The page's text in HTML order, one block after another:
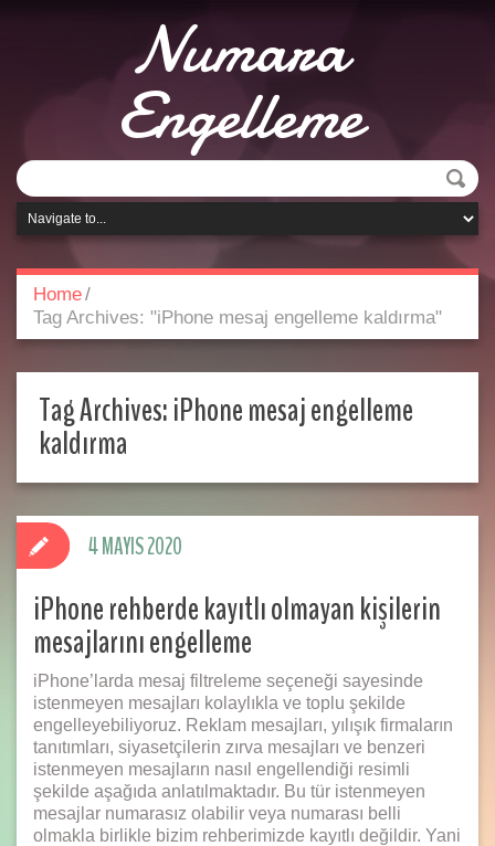
Numara
Engelleme
Home/
Tag Archives: "iPhone mesaj engelleme kaldırma"
Tag Archives:iPhone mesaj engelleme
kaldırma
iPhone rehberde kayıtlı olmayan kişilerin
mesajlarını engelleme
iPhone’larda mesaj filtreleme seçeneği sayesinde
istenmeyen mesajları kolaylıkla ve toplu şekilde
engelleyebiliyoruz. Reklam mesajları, yılışık firmaların
tanıtımları, siyasetçilerin zırva mesajları ve benzeri
istenmeyen mesajların nasıl engellendiği resimli
şekilde aşağıda anlatılmaktadır. Bu tür istenmeyen
mesajlar numarasız olabilir veya numarası belli
olmakla birlikle bizim rehberimizde kayıtlı değildir. Yani
4 MAYIS 2020